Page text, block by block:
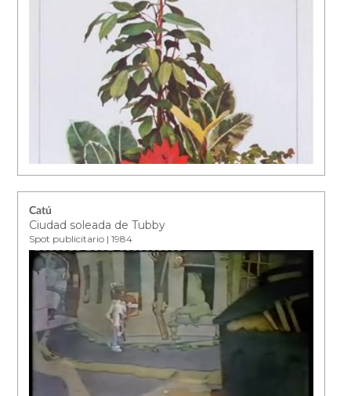
Catú
Ciudad soleada de Tubby
Spot publicitario | 1984